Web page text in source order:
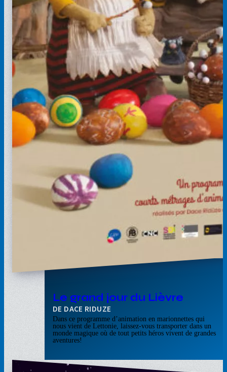
Le grand jour du Lièvre
DACE RIDUZE
Dans ce programme d’animation en marionnettes qui
nous vient de Lettonie, laissez-vous transporter dans un
monde magique où de tout petits héros vivent de grandes
aventures!